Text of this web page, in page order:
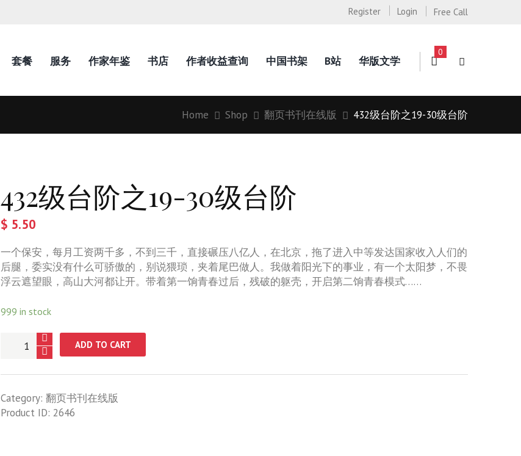
Free Call
Register Login
套餐 服务 作家年鉴 书店 作者收益查询 中国书架 B站 华版文学
0
Home Shop 翻页书刊在线版 432级台阶之19-30级台阶
432级台阶之19-30级台阶
$ 5.50
一个保安，每月工资两千多，不到三千，直接碾压八亿人，在北京，拖了进入中等发达国家收入人们的
后腿，委实没有什么可骄傲的，别说猥琐，夹着尾巴做人。我做着阳光下的事业，有一个太阳梦，不畏
浮云遮望眼，高山大河都让开。带着第一饷青春过后，残破的躯壳，开启第二饷青春模式……
999 in stock
之
19-
ADD TO CART
Category: 翻页书刊在线版
Product ID: 2646